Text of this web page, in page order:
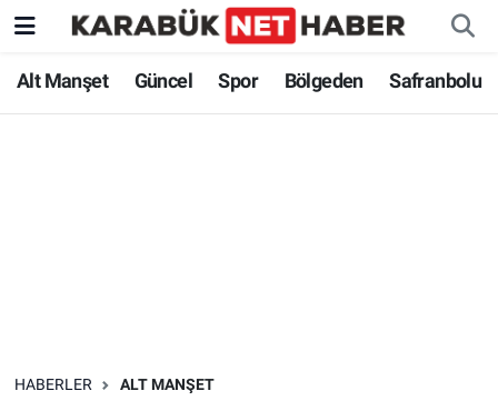
Alt Manşet Güncel Spor Bölgeden Safranbolu
HABERLER ALT MANŞET